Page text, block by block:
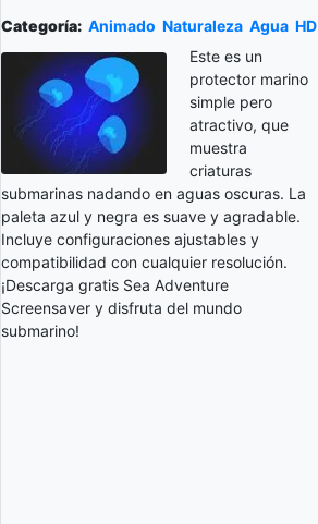
Categoría: Animado Naturaleza Agua HD
Este es un
protector marino
simple pero
atractivo, que
muestra
criaturas
submarinas nadando en aguas oscuras. La
paleta azul y negra es suave y agradable.
Incluye configuraciones ajustables y
compatibilidad con cualquier resolución.
¡Descarga gratis Sea Adventure
Screensaver y disfruta del mundo
submarino!